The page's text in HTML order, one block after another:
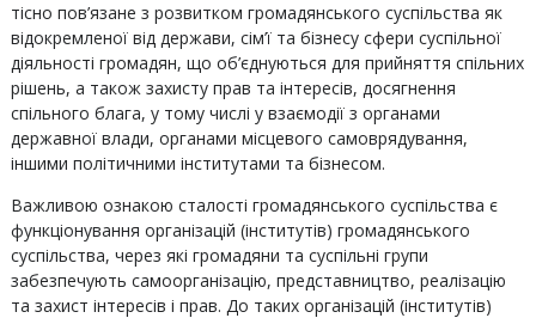
тісно пов’язане з розвитком громадянського суспільства як
відокремленої від держави, сім’ї та бізнесу сфери суспільної
діяльності громадян, що об’єднуються для прийняття спільних
рішень, а також захисту прав та інтересів, досягнення
спільного блага, у тому числі у взаємодії з органами
державної влади, органами місцевого самоврядування,
іншими політичними інститутами та бізнесом.
Важливою ознакою сталості громадянського суспільства є
функціонування організацій (інститутів) громадянського
суспільства, через які громадяни та суспільні групи
забезпечують самоорганізацію, представництво, реалізацію
та захист інтересів і прав. До таких організацій (інститутів)